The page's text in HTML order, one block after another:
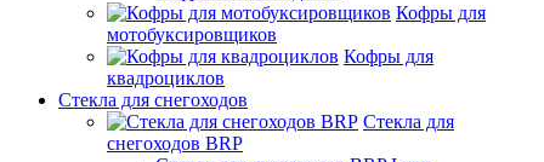
Кофры для
мотобуксировщиков
Кофры для
квадроциклов
Стекла для снегоходов
Стекла для
снегоходов BRP